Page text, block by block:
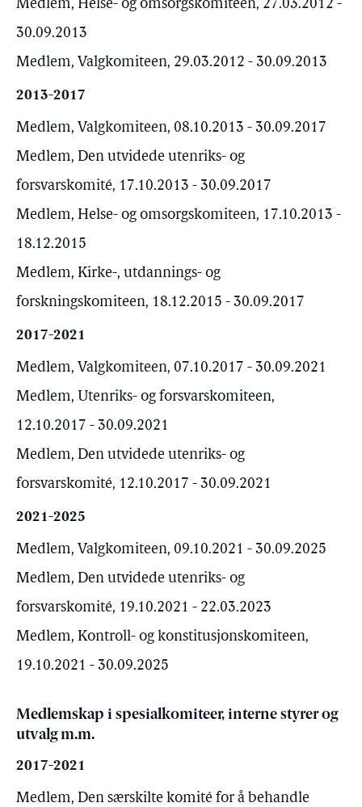
Medlem, Helse- og omsorgskomiteen, 27.03.2012 -
30.09.2013
Medlem, Valgkomiteen, 29.03.2012 - 30.09.2013
2013-2017
Medlem, Valgkomiteen, 08.10.2013 - 30.09.2017
Medlem, Den utvidede utenriks- og
forsvarskomité, 17.10.2013 - 30.09.2017
Medlem, Helse- og omsorgskomiteen, 17.10.2013 -
18.12.2015
Medlem, Kirke-, utdannings- og
forskningskomiteen, 18.12.2015 - 30.09.2017
2017-2021
Medlem, Valgkomiteen, 07.10.2017 - 30.09.2021
Medlem, Utenriks- og forsvarskomiteen,
12.10.2017 - 30.09.2021
Medlem, Den utvidede utenriks- og
forsvarskomité, 12.10.2017 - 30.09.2021
2021-2025
Medlem, Valgkomiteen, 09.10.2021 - 30.09.2025
Medlem, Den utvidede utenriks- og
forsvarskomité, 19.10.2021 - 22.03.2023
Medlem, Kontroll- og konstitusjonskomiteen,
19.10.2021 - 30.09.2025
Medlemskap i spesialkomiteer, interne styrer og
utvalg m.m.
2017-2021
Medlem, Den særskilte komité for å behandle